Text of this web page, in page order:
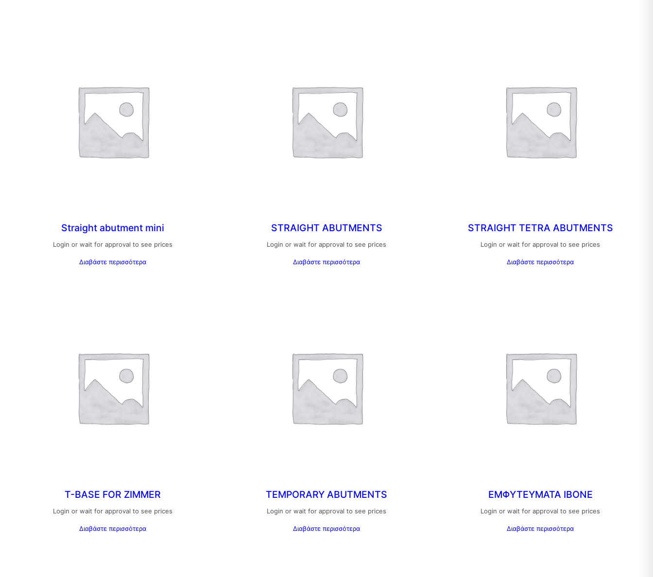
Straight abutment mini
Login or wait for approval to see prices
Διαβάστε περισσότερα
STRAIGHT ABUTMENTS
Login or wait for approval to see prices
Διαβάστε περισσότερα
STRAIGHT TETRA ABUTMENTS
Login or wait for approval to see prices
Διαβάστε περισσότερα
T-BASE FOR ZIMMER
Login or wait for approval to see prices
Διαβάστε περισσότερα
TEMPORARY ABUTMENTS
Login or wait for approval to see prices
Διαβάστε περισσότερα
ΕΜΦΥΤΕΥΜΑΤΑ IBONE
Login or wait for approval to see prices
Διαβάστε περισσότερα